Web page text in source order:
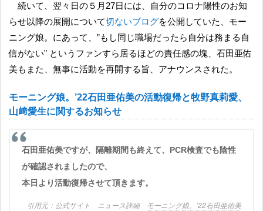
続いて、翌々日の５月27日には、自分のコロナ陽性のお知
らせ以降の展開について切ないブログを公開していた、モー
ニング娘。にあって、”もし同じ職場だったら自分は務まる自
信がない” というファンすら居るほどの責任感の塊、石田亜佑
美もまた、無事に活動を再開する旨、アナウンスされた。
モーニング娘。’22石田亜佑美の活動復帰と牧野真莉愛、
山﨑愛生に関するお知らせ
石田亜佑美ですが、隔離期間も終えて、PCR検査でも陰性
が確認されましたので、
本日より活動復帰させて頂きます。
公式サイト ニュース詳細
モーニング娘。’22石田亜佑美